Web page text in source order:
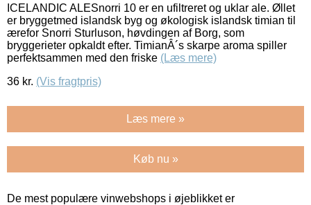
ICELANDIC ALESnorri 10 er en ufiltreret og uklar ale. Øllet
er bryggetmed islandsk byg og økologisk islandsk timian til
ærefor Snorri Sturluson, høvdingen af Borg, som
bryggerieter opkaldt efter. TimianÂ´s skarpe aroma spiller
perfektsammen med den friske (Læs mere)
36 kr. (Vis fragtpris)
Læs mere »
Køb nu »
De mest populære vinwebshops i øjeblikket er